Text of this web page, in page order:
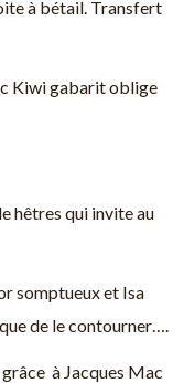
à bétail. Transfert
Kiwi gabarit oblige
hêtres qui invite au
somptueux et Isa
de le contourner….
à Jacques Mac